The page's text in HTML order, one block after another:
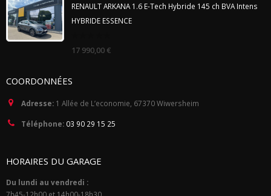
RENAULT ARKANA 1.6 E-Tech Hybride 145 ch BVA Intens
HYBRIDE ESSENCE
out
17 990,00 €
COORDONNÉES
Adresse: 1 Allée de L’economie, 67370 Wiwersheim
Téléphone: 03 90 29 15 25
HORAIRES DU GARAGE
Du lundi au vendredi :
7h45-12h00 et 14h00-18h30